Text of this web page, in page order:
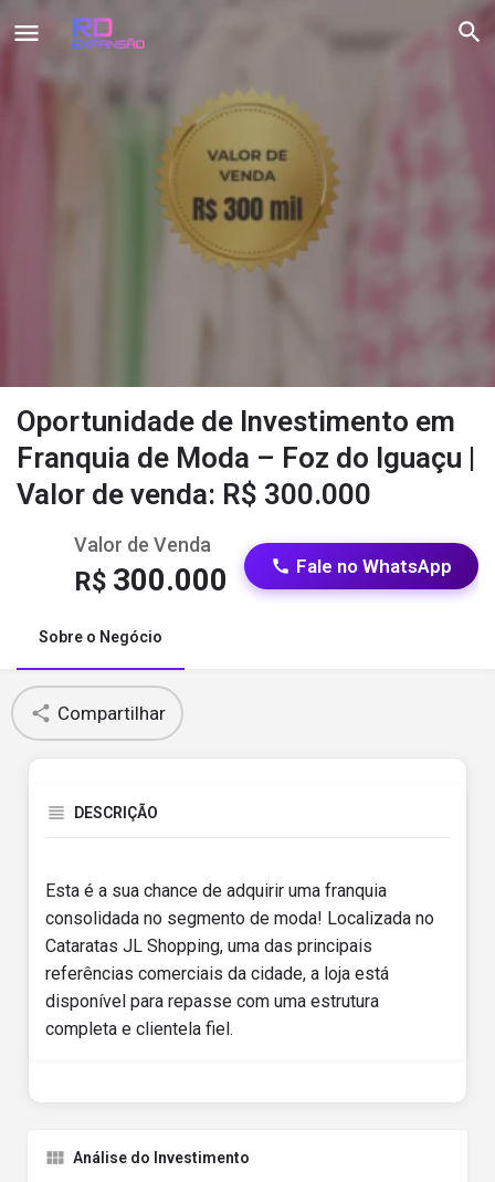
Oportunidade de Investimento em
Franquia de Moda – Foz do Iguaçu |
Valor de venda: R$ 300.000
Valor de Venda
R$ 300.000 Fale no WhatsApp
Sobre o Negócio
Compartilhar
DESCRIÇÃO
Esta é a sua chance de adquirir uma franquia
consolidada no segmento de moda! Localizada no
Cataratas JL Shopping, uma das principais
referências comerciais da cidade, a loja está
disponível para repasse com uma estrutura
completa e clientela fiel.
Análise do Investimento